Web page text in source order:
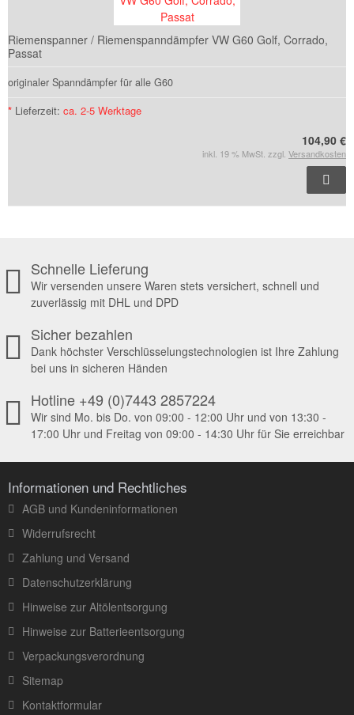
Riemenspanner / Riemenspanndämpfer VW G60 Golf, Corrado,
Passat
originaler Spanndämpfer für alle G60
* Lieferzeit: ca. 2-5 Werktage
104,90 €
inkl. 19 % MwSt. zzgl. Versandkosten
Schnelle Lieferung
Wir versenden unsere Waren stets versichert, schnell und
zuverlässig mit DHL und DPD
Sicher bezahlen
Dank höchster Verschlüsselungstechnologien ist Ihre Zahlung
bei uns in sicheren Händen
Hotline +49 (0)7443 2857224
Wir sind Mo. bis Do. von 09:00 - 12:00 Uhr und von 13:30 -
17:00 Uhr und Freitag von 09:00 - 14:30 Uhr für Sie erreichbar
Informationen und Rechtliches
AGB und Kundeninformationen
Widerrufsrecht
Zahlung und Versand
Datenschutzerklärung
Hinweise zur Altölentsorgung
Hinweise zur Batterieentsorgung
Verpackungsverordnung
Sitemap
Kontaktformular